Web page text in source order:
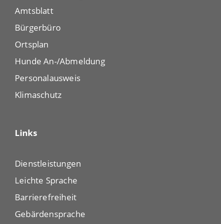
Amtsblatt
Bürgerbüro
Ortsplan
Hunde An-/Abmeldung
Personalausweis
Klimaschutz
Links
Dienstleistungen
Leichte Sprache
Barrierefreiheit
Gebärdensprache